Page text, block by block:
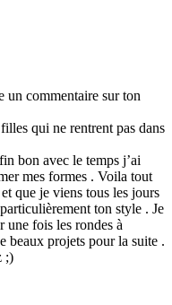
un commentaire sur ton
qui ne rentrent pas dans
bon avec le temps j’ai
mes formes . Voila tout
que je viens tous les jours
ton style . Je
une fois les rondes à
beaux projets pour la suite .
;)